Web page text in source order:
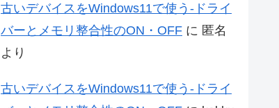
古いデバイスをWindows11で使う-ドライ
バーとメモリ整合性のON・OFF に 匿名
より
古いデバイスをWindows11で使う-ドライ